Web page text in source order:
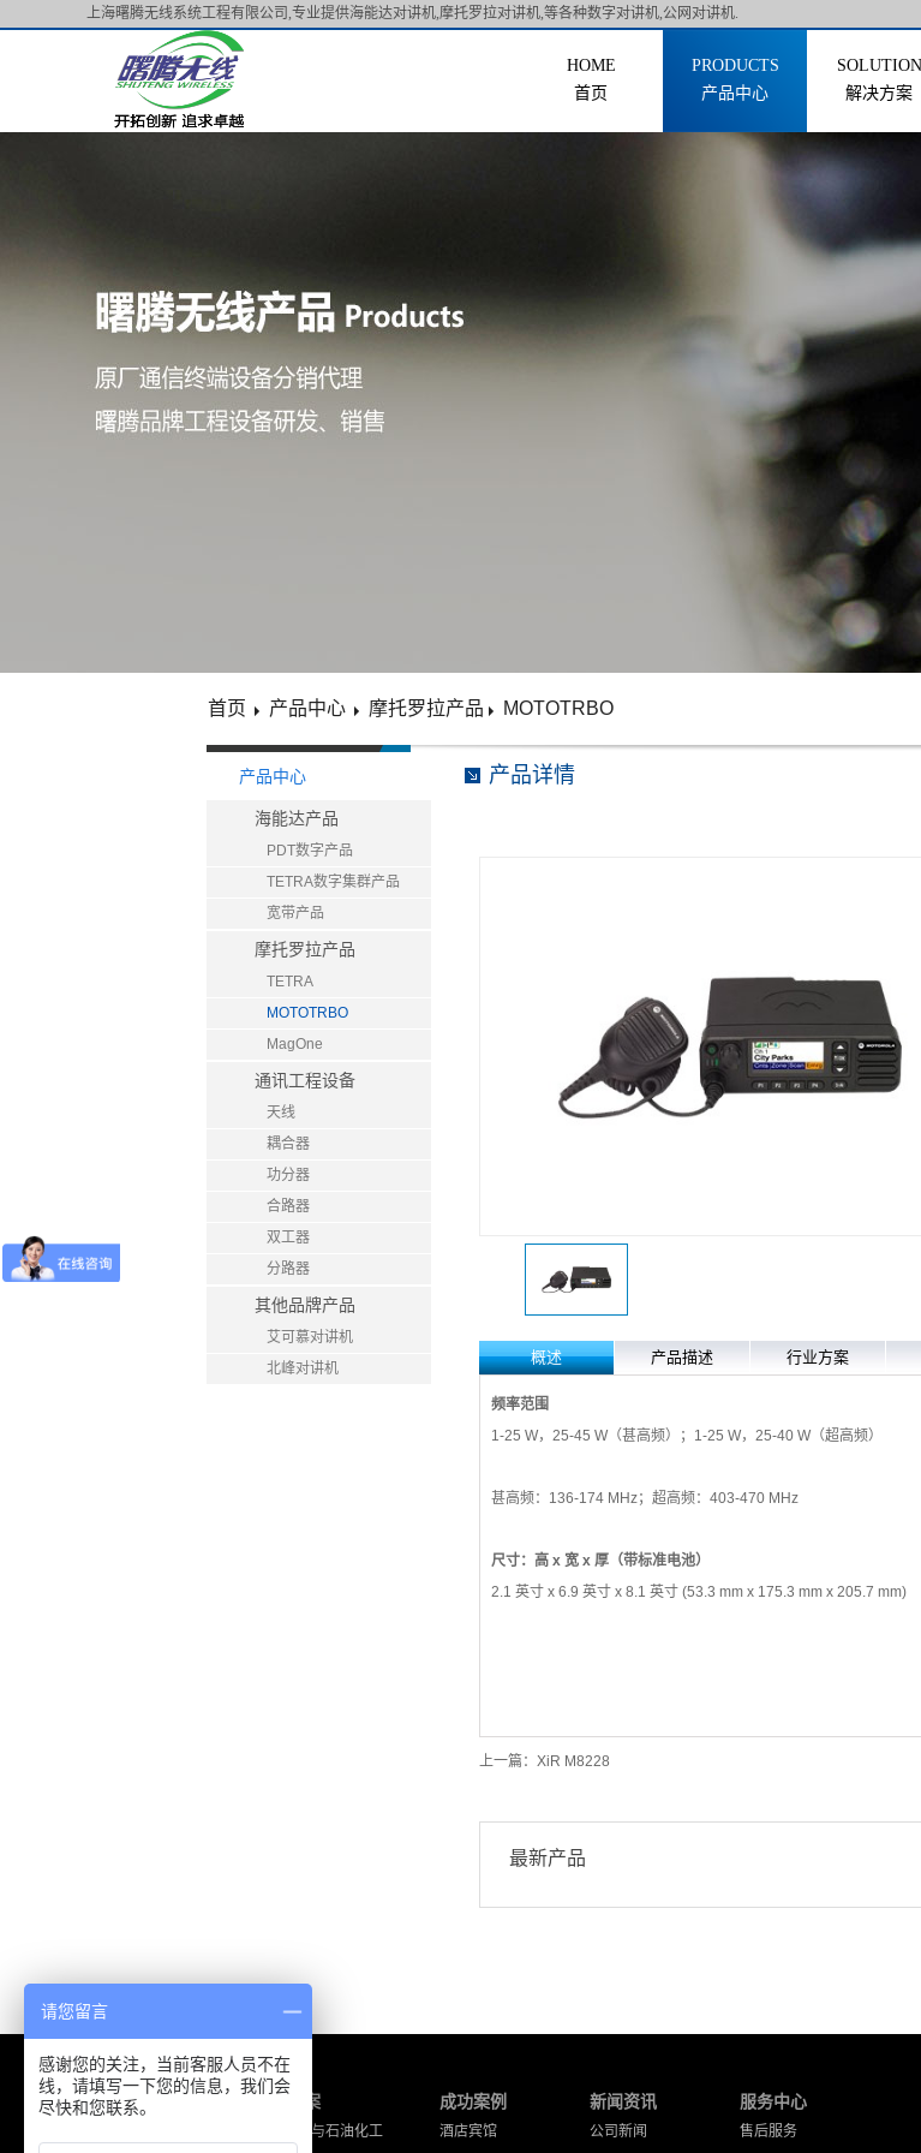
上海曙腾无线系统工程有限公司,专业提供海能达对讲机,摩托罗拉对讲机,等各种数字对讲机,公网对讲机.
首页 产品中心 解决方案
产品中心
海能达产品
PDT数字产品
TETRA数字集群产品
宽带产品
摩托罗拉产品
TETRA
MOTOTRBO
MagOne
通讯工程设备
天线
耦合器
功分器
合路器
双工器
分路器
其他品牌产品
艾可慕对讲机
北峰对讲机
产品详情
首页 产品中心 摩托罗拉产品 MOTOTRBO
概述 产品描述 行业方案
频率范围
1-25 W，25-45 W（甚高频）；1-25 W，25-40 W（超高频）
甚高频：136-174 MHz；超高频：403-470 MHz
尺寸：高 x 宽 x 厚（带标准电池）
2.1 英寸 x 6.9 英寸 x 8.1 英寸 (53.3 mm x 175.3 mm x 205.7 mm)
上一篇： XiR M8228
最新产品
产品中心 解决方案
工厂企业与石油化工
成功案例
酒店宾馆
新闻资讯
公司新闻
服务中心
售后服务
请您留言
感谢您的关注，当前客服人员不在
线，请填写一下您的信息，我们会
尽快和您联系。